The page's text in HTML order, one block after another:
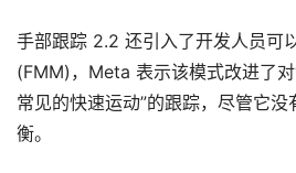
手部跟踪 2.2 还引入了开发人员可
(FMM)，Meta 表示该模式改进了
常见的快速运动”的跟踪，尽管它
衡。